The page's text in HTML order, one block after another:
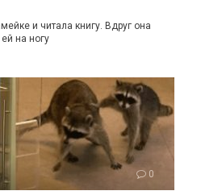
и читала книгу. Вдруг она
на ногу
0